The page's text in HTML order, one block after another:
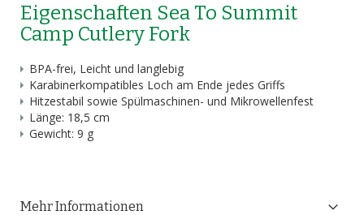
Eigenschaften Sea To Summit
Camp Cutlery Fork
BPA-frei, Leicht und langlebig
Karabinerkompatibles Loch am Ende jedes Griffs
Hitzestabil sowie Spülmaschinen- und Mikrowellenfest
Länge: 18,5 cm
Gewicht: 9 g
Mehr Informationen